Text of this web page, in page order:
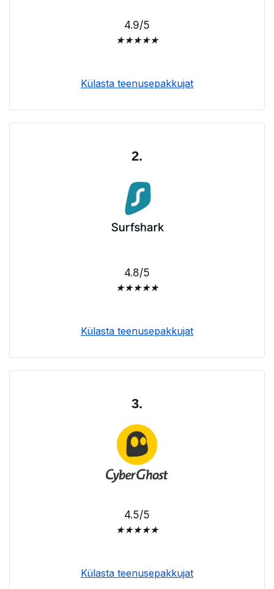
4.9/5
★★★★★
Külasta teenusepakkujat
2.
4.8/5
★★★★★
Külasta teenusepakkujat
3.
4.5/5
★★★★★
Külasta teenusepakkujat